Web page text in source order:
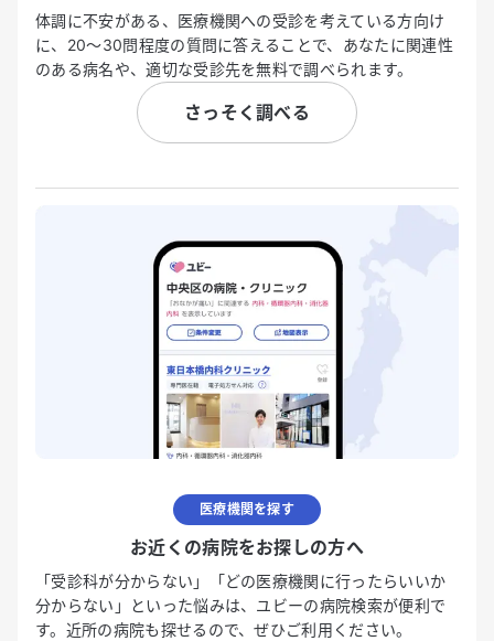
体調に不安がある、医療機関への受診を考えている方向け
に、20〜30問程度の質問に答えることで、あなたに関連性
のある病名や、適切な受診先を無料で調べられます。
さっそく調べる
医療機関を探す
お近くの病院をお探しの方へ
「受診科が分からない」「どの医療機関に行ったらいいか
分からない」といった悩みは、ユビーの病院検索が便利で
す。近所の病院も探せるので、ぜひご利用ください。